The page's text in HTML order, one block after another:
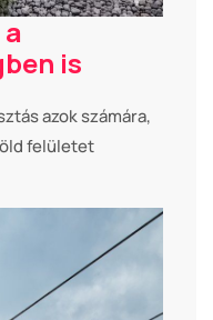
is
azok számára,
felületet